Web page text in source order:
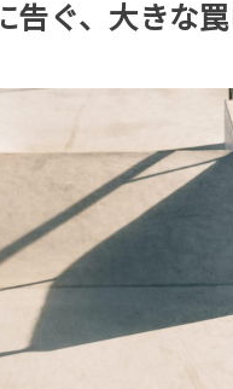
ぐ、大きな罠